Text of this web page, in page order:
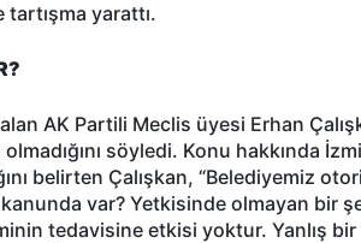
tartışma yarattı.
AK Partili Meclis üyesi Erhan
söyledi. Konu hakkında
belirten Çalışkan, “Belediyemiz
var? Yetkisinde olmayan bir
tedavisine etkisi yoktur. Yanlış bir